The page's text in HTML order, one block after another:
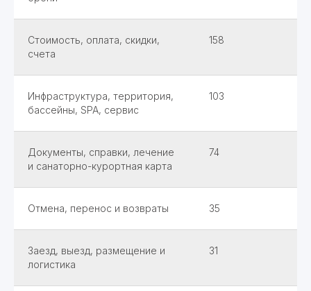
Стоимость, оплата, скидки,
счета
158
Инфраструктура, территория,
бассейны, SPA, сервис
103
Документы, справки, лечение
и санаторно-курортная карта
74
Отмена, перенос и возвраты 35
Заезд, выезд, размещение и
логистика
31